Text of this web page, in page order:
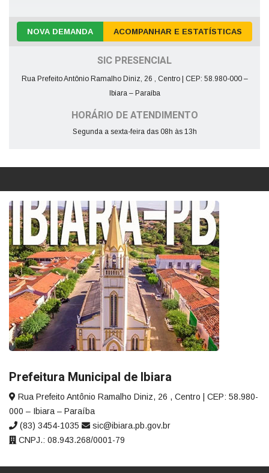
NOVA DEMANDA ACOMPANHAR E ESTATÍSTICAS
SIC PRESENCIAL
Rua Prefeito Antônio Ramalho Diniz, 26 , Centro | CEP: 58.980-000 –
Ibiara – Paraíba
HORÁRIO DE ATENDIMENTO
Segunda a sexta-feira das 08h às 13h
Prefeitura Municipal de Ibiara
Rua Prefeito Antônio Ramalho Diniz, 26 , Centro | CEP: 58.980-
000 – Ibiara – Paraíba
(83) 3454-1035
sic@ibiara.pb.gov.br
CNPJ.: 08.943.268/0001-79